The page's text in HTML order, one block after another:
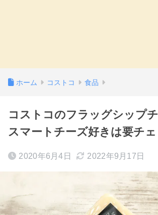
ホーム コストコ 食品
コストコのフラッグシップ
スマートチーズ好きは要チェ
2020年6月4日 2022年9月17日